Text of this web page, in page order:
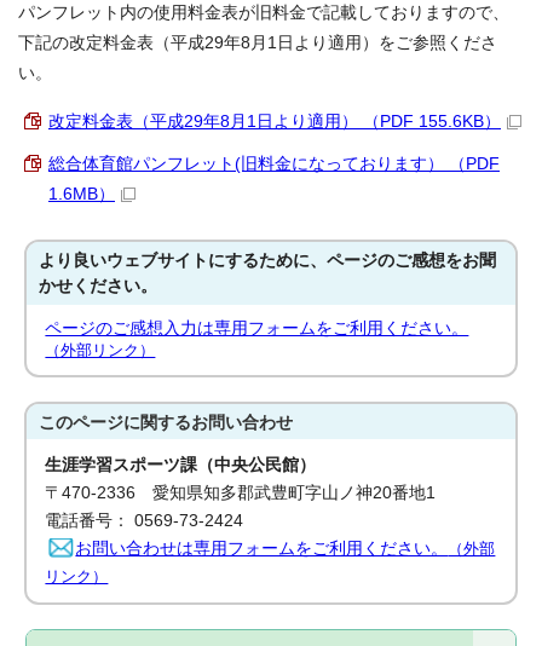
パンフレット内の使用料金表が旧料金で記載しておりますので、
下記の改定料金表（平成29年8月1日より適用）をご参照くださ
い。
改定料金表（平成29年8月1日より適用） （PDF 155.6KB）
総合体育館パンフレット(旧料金になっております） （PDF
1.6MB）
より良いウェブサイトにするために、ページのご感想をお聞
かせください。
ページのご感想入力は専用フォームをご利用ください。
（外部リンク）
このページに関するお問い合わせ
生涯学習スポーツ課（中央公民館）
〒470-2336 愛知県知多郡武豊町字山ノ神20番地1
電話番号： 0569-73-2424
お問い合わせは専用フォームをご利用ください。
（外部
リンク）